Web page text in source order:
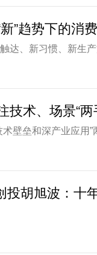
”趋势下的消
达、新习惯、新生
技术、场景“
壁垒和深产业应用”
投胡旭波：十